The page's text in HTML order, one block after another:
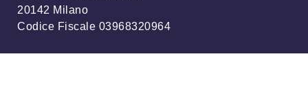
20142 Milano
Codice Fiscale 03968320964